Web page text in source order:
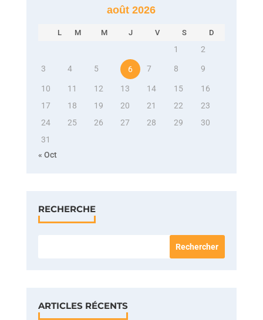
août 2026
L M M J V S D
1 2
3 4 5 6 7 8 9
10 11 12 13 14 15
16
17
18 19 20 21 22
23
24
25 26 27 28 29
30
31
« Oct
RECHERCHE
ARTICLES RÉCENTS